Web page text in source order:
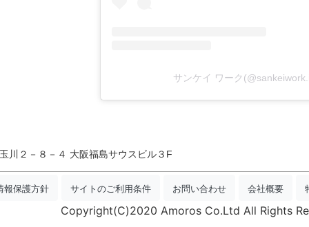
サンケイ ワーク
２－８－４ 大阪福島サウスビル３F
報保護方針 サイトのご利用条件 お問い合わせ 会社概要
Copyright(C)2020 Amoros Co.Ltd All Rights